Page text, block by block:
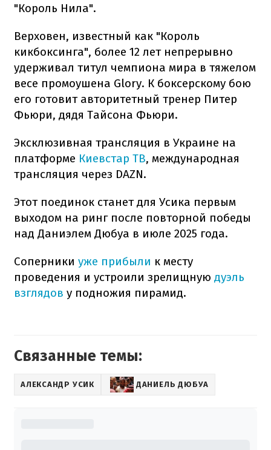
"Король Нила".
Верховен, известный как "Король
кикбоксинга", более 12 лет непрерывно
удерживал титул чемпиона мира в тяжелом
весе промоушена Glory. К боксерскому бою
его готовит авторитетный тренер Питер
Фьюри, дядя Тайсона Фьюри.
Эксклюзивная трансляция в Украине на
платформе Киевстар ТВ, международная
трансляция через DAZN.
Этот поединок станет для Усика первым
выходом на ринг после повторной победы
над Даниэлем Дюбуа в июле 2025 года.
Соперники уже прибыли к месту
проведения и устроили зрелищную дуэль
взглядов у подножия пирамид.
Связанные темы:
АЛЕКСАНДР УСИК ДАНИЕЛЬ ДЮБУА